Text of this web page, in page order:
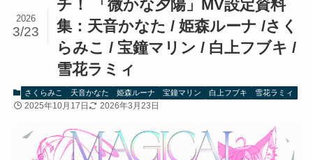
チ！ 「微かな夕陽」MV設定資料
集：天音かなた / 姫森ルーナ /さく
らみこ / 宝鐘マリン / 白上フブキ /
雪花ラミィ
2026
3/23
さくらみこ 天音かなた 姫森ルーナ 宝鐘マリン 白上フブキ 雪花ラミィ
2025年10月17日 2026年3月23日